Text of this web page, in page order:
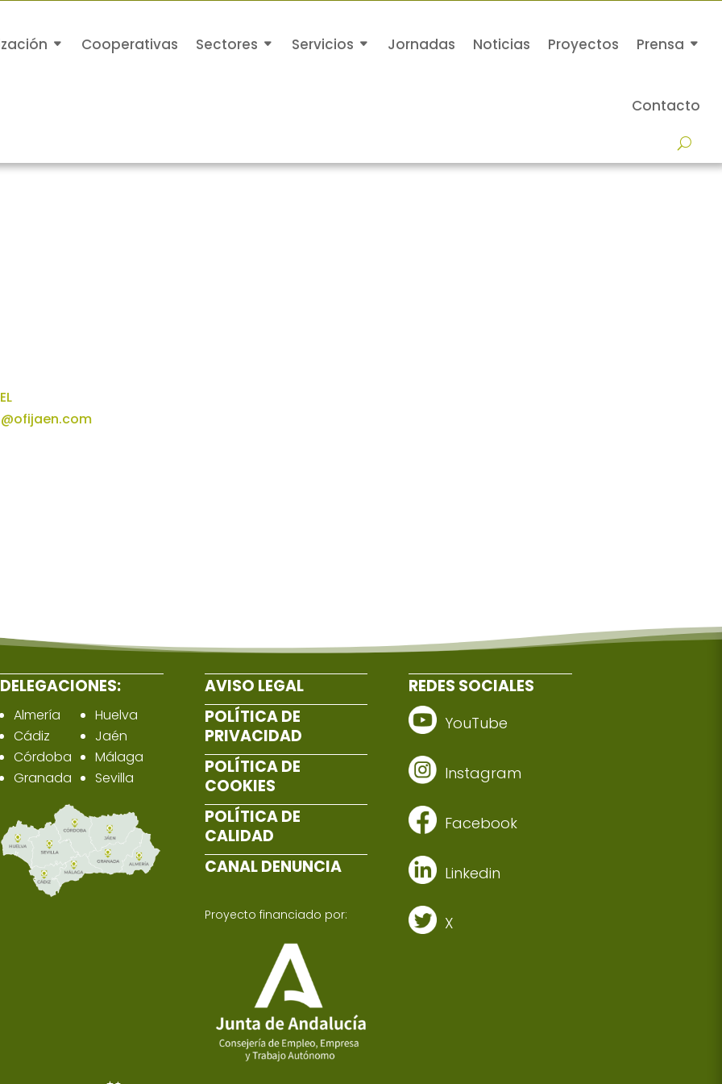
Cooperativas Sectores Servicios Jornadas Noticias Proyectos Prensa
Contacto
DELEGACIONES:
Almería
Cádiz
Córdoba
Granada
Huelva
Jaén
Málaga
Sevilla
AVISO LEGAL
POLÍTICA DE
PRIVACIDAD
POLÍTICA DE
COOKIES
POLÍTICA DE
CALIDAD
CANAL DENUNCIA
Proyecto financiado por:
REDES SOCIALES
YouTube
Instagram
Facebook
Linkedin
X